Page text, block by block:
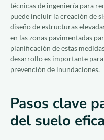
técnicas de ingeniería para
puede incluir la creación de
diseño de estructuras
en las zonas pavimentadas
planificación de estas
desarrollo es importante
prevención de inundaciones.
Pasos clave
del suelo